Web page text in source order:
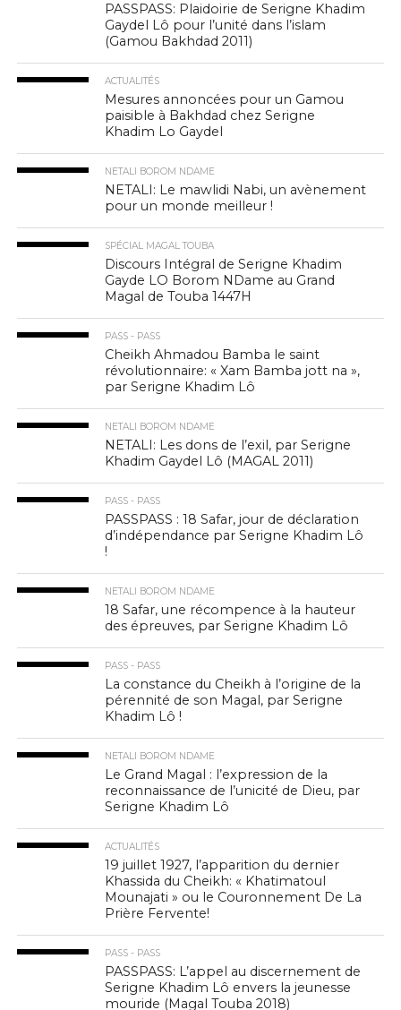
PASSPASS: Plaidoirie de Serigne Khadim
Gaydel Lô pour l’unité dans l’islam
(Gamou Bakhdad 2011)
ACTUALITÉS
Mesures annoncées pour un Gamou
paisible à Bakhdad chez Serigne
Khadim Lo Gaydel
NETALI BOROM NDAME
NETALI: Le mawlidi Nabi, un avènement
pour un monde meilleur !
SPÉCIAL MAGAL TOUBA
Discours Intégral de Serigne Khadim
Gayde LO Borom NDame au Grand
Magal de Touba 1447H
PASS - PASS
Cheikh Ahmadou Bamba le saint
révolutionnaire: « Xam Bamba jott na »,
par Serigne Khadim Lô
NETALI BOROM NDAME
NETALI: Les dons de l’exil, par Serigne
Khadim Gaydel Lô (MAGAL 2011)
PASS - PASS
PASSPASS : 18 Safar, jour de déclaration
d’indépendance par Serigne Khadim Lô
!
NETALI BOROM NDAME
18 Safar, une récompence à la hauteur
des épreuves, par Serigne Khadim Lô
PASS - PASS
La constance du Cheikh à l’origine de la
pérennité de son Magal, par Serigne
Khadim Lô !
NETALI BOROM NDAME
Le Grand Magal : l’expression de la
reconnaissance de l’unicité de Dieu, par
Serigne Khadim Lô
ACTUALITÉS
19 juillet 1927, l’apparition du dernier
Khassida du Cheikh: « Khatimatoul
Mounajati » ou le Couronnement De La
Prière Fervente!
PASS - PASS
PASSPASS: L’appel au discernement de
Serigne Khadim Lô envers la jeunesse
mouride (Magal Touba 2018)